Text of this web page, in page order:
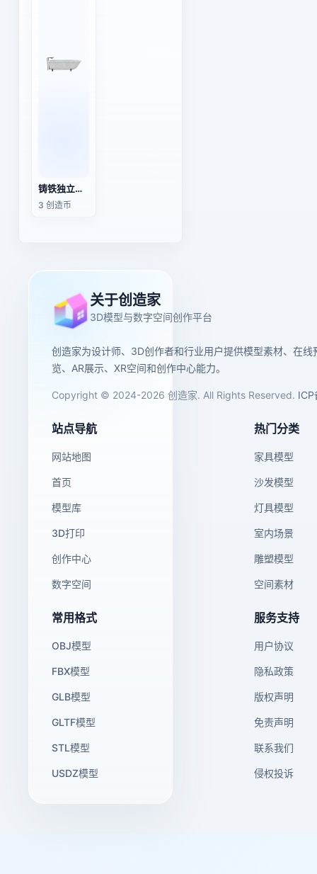
铸铁独立式浴缸
3 创造币
关于创造家
3D模型与数字空间创作平台
创造家为设计师、3D创作者和行业用户提供模型素材、在线
览、AR展示、XR空间和创作中心能力。
Copyright © 2024-2026 创造家. All Rights Reserved. ICP
站点导航
网站地图
首页
模型库
3D打印
创作中心
数字空间
热门分类
家具模型
沙发模型
灯具模型
室内场景
雕塑模型
空间素材
常用格式
OBJ模型
FBX模型
GLB模型
GLTF模型
STL模型
USDZ模型
服务支持
用户协议
隐私政策
版权声明
免责声明
联系我们
侵权投诉